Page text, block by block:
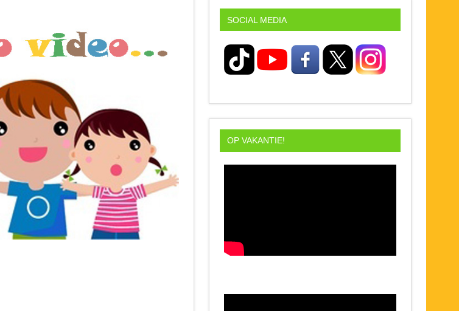
SOCIAL MEDIA
OP VAKANTIE!